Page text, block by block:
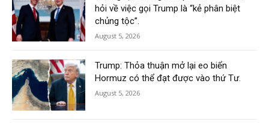
hỏi về việc gọi Trump là “kẻ phân biệt
chủng tộc”.
August 5, 2026
Trump: Thỏa thuận mở lại eo biển
Hormuz có thể đạt được vào thứ Tư.
August 5, 2026